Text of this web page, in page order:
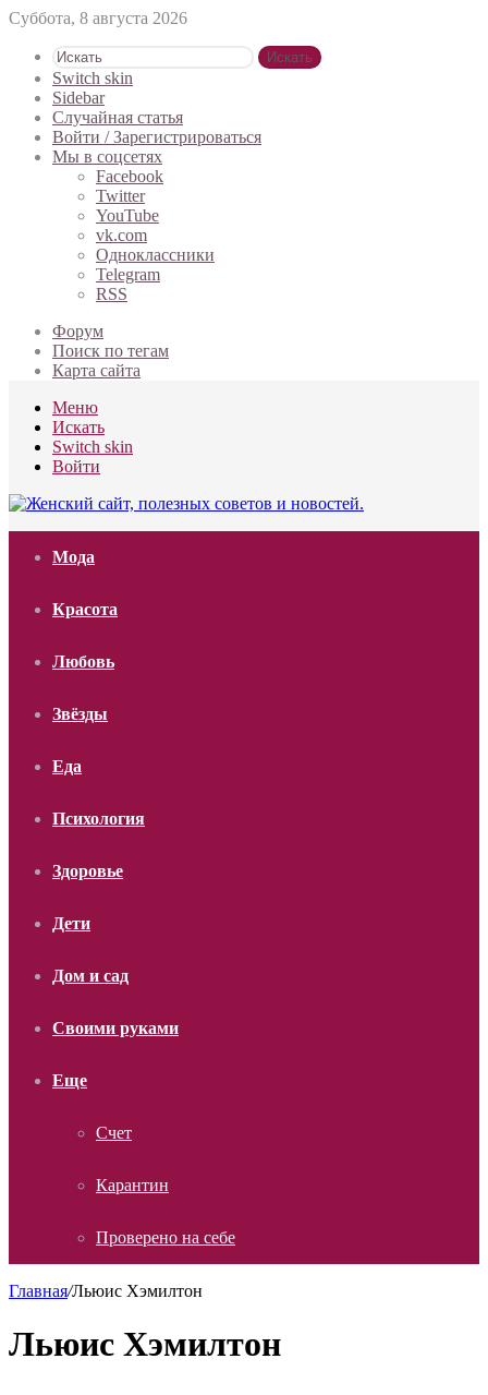
Суббота, 8 августа 2026
Искать
Switch skin
Sidebar
Случайная статья
Войти / Зарегистрироваться
Мы в соцсетях
Facebook
Twitter
YouTube
vk.com
Одноклассники
Telegram
RSS
Форум
Поиск по тегам
Карта сайта
Меню
Искать
Switch skin
Войти
Мода
Красота
Любовь
Звёзды
Еда
Психология
Здоровье
Дети
Дом и сад
Своими руками
Еще
Счет
Карантин
Проверено на себе
Главная/Льюис Хэмилтон
Льюис Хэмилтон